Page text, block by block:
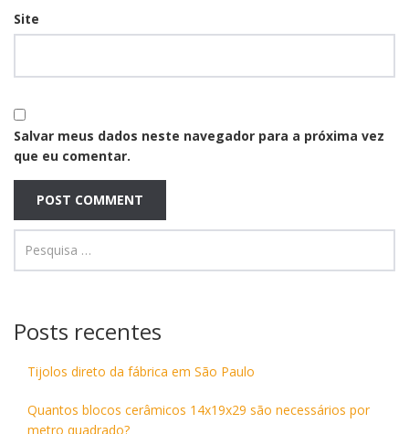
Site
Salvar meus dados neste navegador para a próxima vez
que eu comentar.
Posts recentes
Tijolos direto da fábrica em São Paulo
Quantos blocos cerâmicos 14x19x29 são necessários por
metro quadrado?